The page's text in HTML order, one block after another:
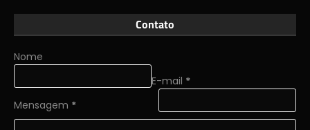
Contato
Nome
E-mail *
Mensagem *